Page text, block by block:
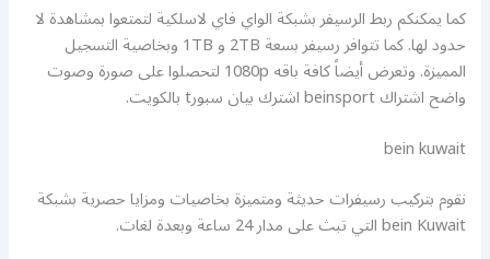
كما يمكنكم ربط الرسيفر بشبكة الواي فاي لاسلكية لتمتعوا بمشاهدة لا
حدود لها. كما تتوافر رسيفر بسعة 2TB و 1TB وبخاصية التسجيل
المميزة. وتعرض أيضاً كافة باقه 1080p لتحصلوا على صورة وصوت
واضح اشتراك beinsport اشترك بيان سبورt بالكويت.
bein kuwait
نقوم بتركيب رسيفرات حديثة ومتميزة بخاصيات ومزايا حصرية بشبكة
bein Kuwait التي تبث على مدار 24 ساعة وبعدة لغات.